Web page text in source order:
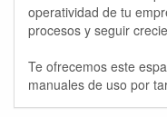
operatividad de tu
procesos y seguir
Te ofrecemos este
manuales de uso por